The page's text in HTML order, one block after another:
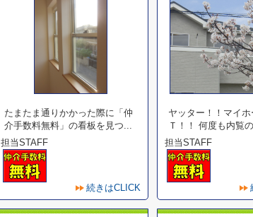
たまたま通りかかった際に「仲
介手数料無料」の看板を見つ...
担当STAFF
続きはCLICK
ヤッター！！マイホ
Ｔ！！ 何度も内覧
担当STAFF